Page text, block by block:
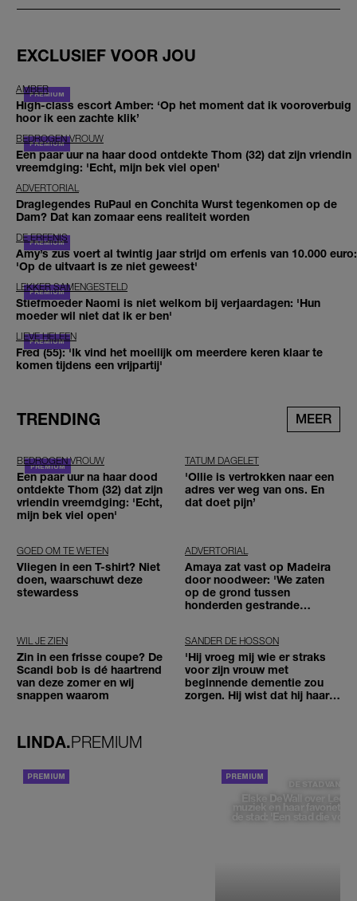
EXCLUSIEF VOOR JOU
AMBER
High-class escort Amber: ‘Op het moment dat ik vooroverbuig
hoor ik een zachte klik’
BEDROGEN VROUW
Een paar uur na haar dood ontdekte Thom (32) dat zijn vriendin
vreemdging: 'Echt, mijn bek viel open'
ADVERTORIAL
Draglegendes RuPaul en Conchita Wurst tegenkomen op de
Dam? Dat kan zomaar eens realiteit worden
DE ERFENIS
Amy’s zus voert al twintig jaar strijd om erfenis van 10.000 euro:
'Op de uitvaart is ze niet geweest'
LEKKER SAMENGESTELD
Stiefmoeder Naomi is niet welkom bij verjaardagen: 'Hun
moeder wil niet dat ik er ben'
LIEVE HELEEN
Fred (55): 'Ik vind het moeilijk om meerdere keren klaar te
komen tijdens een vrijpartij'
TRENDING MEER
BEDROGEN VROUW
Een paar uur na haar dood
ontdekte Thom (32) dat zijn
vriendin vreemdging: 'Echt,
mijn bek viel open'
TATUM DAGELET
'Ollie is vertrokken naar een
adres ver weg van ons. En
dat doet pijn’
GOED OM TE WETEN
Vliegen in een T-shirt? Niet
doen, waarschuwt deze
stewardess
ADVERTORIAL
Amaya zat vast op Madeira
door noodweer: 'We zaten
op de grond tussen
honderden gestrande
WIL JE ZIEN
Zin in een frisse coupe? De
Scandi bob is dé haartrend
van deze zomer en wij
snappen waarom
SANDER DE HOSSON
'Hij vroeg mij wie er straks
voor zijn vrouw met
beginnende dementie zou
zorgen. Hij wist dat hij haar
LINDA.PREMIUM
DE STAD VAN
Elske DeWall over
muziek en haar favoriete
de stad: 'Een stad die